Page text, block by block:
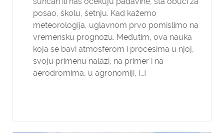
posao, školu, šetnju. Kad kažemo
meteorologija, uglavnom prvo pomislimo na
vremensku prognozu. Međutim, ova nauka
koja se bavi atmosferom i procesima u njoj,
svoju primenu nalazi, na primer i na
aerodromima, u agronomiji, […]